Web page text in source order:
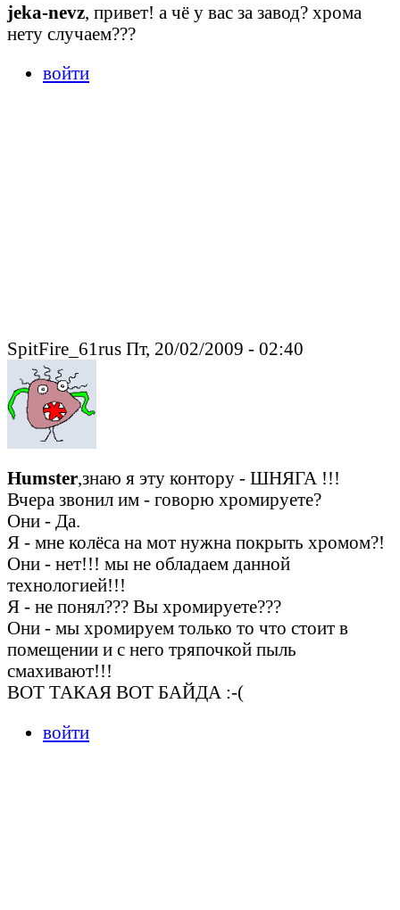
jeka-nevz , привет! а чё у вас за завод? хрома
нету случаем???
войти
SpitFire_61rus Пт, 20/02/2009 - 02:40
Humster,знаю я эту контору - ШНЯГА !!!
Вчера звонил им - говорю хромируете?
Они - Да.
Я - мне колёса на мот нужна покрыть хромом?!
Они - нет!!! мы не обладаем данной
технологией!!!
Я - не понял??? Вы хромируете???
Они - мы хромируем только то что стоит в
помещении и с него тряпочкой пыль
смахивают!!!
ВОТ ТАКАЯ ВОТ БАЙДА :-(
войти